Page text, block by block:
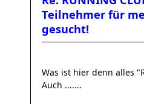
Teilnehmer für
gesucht!
Was ist hier denn alles
Auch .......